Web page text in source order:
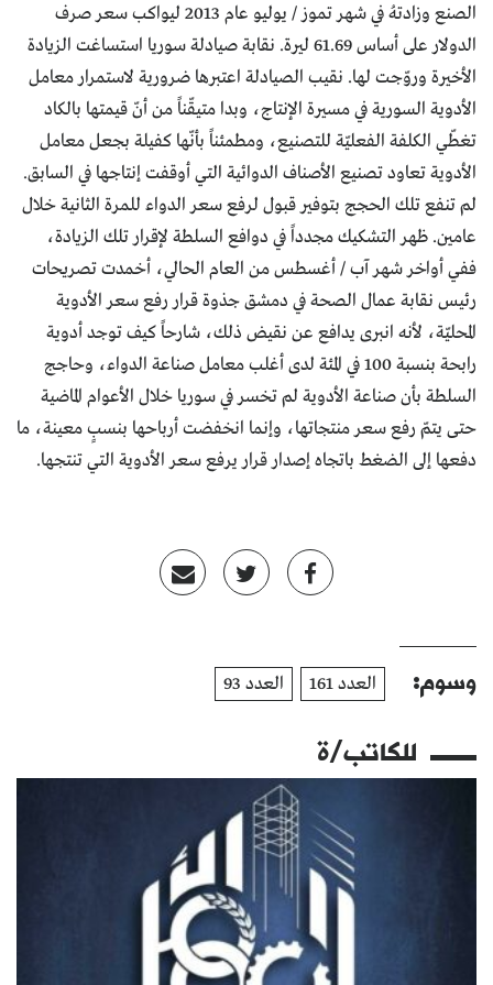
الصنع وزادتهُ في شهر تموز / يوليو عام 2013 ليواكب سعر صرف
الدولار على أساس 61.69 ليرة. نقابة صيادلة سوريا استساغت الزيادة
الأخيرة وروّجت لها. نقيب الصيادلة اعتبرها ضرورية لاستمرار معامل
الأدوية السورية في مسيرة الإنتاج، وبدا متيقّناً من أنّ قيمتها بالكاد
تغطّي الكلفة الفعليّة للتصنيع، ومطمئناً بأنّها كفيلة بجعل معامل
الأدوية تعاود تصنيع الأصناف الدوائية التي أوقفت إنتاجها في السابق.
لم تنفع تلك الحجج بتوفير قبول لرفع سعر الدواء للمرة الثانية خلال
عامين. ظهر التشكيك مجدداً في دوافع السلطة لإقرار تلك الزيادة،
ففي أواخر شهر آب / أغسطس من العام الحالي، أخمدت تصريحات
رئيس نقابة عمال الصحة في دمشق جذوة قرار رفع سعر الأدوية
المحليّة، لأنه انبرى يدافع عن نقيض ذلك، شارحاً كيف توجد أدوية
رابحة بنسبة 100 في المئة لدى أغلب معامل صناعة الدواء، وحاجج
السلطة بأن صناعة الأدوية لم تخسر في سوريا خلال الأعوام الماضية
حتى يتمّ رفع سعر منتجاتها، وإنما انخفضت أرباحها بنسبٍ معينة، ما
دفعها إلى الضغط باتجاه إصدار قرار يرفع سعر الأدوية التي تنتجها.
وسوم: العدد 161 العدد 93
للكاتب/ة